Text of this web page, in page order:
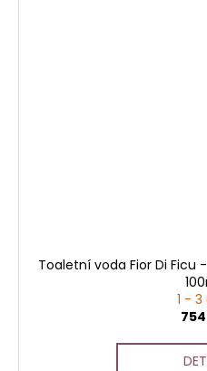
Toaletní voda Fior Di Ficu
1 -